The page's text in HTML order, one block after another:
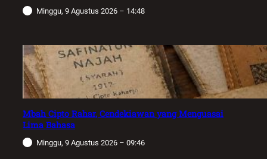
Minggu, 9 Agustus 2026 – 14:48
Mbah Cipto Rahar, Cendekiawan yang Menguasai
Lima Bahasa
Minggu, 9 Agustus 2026 – 09:46